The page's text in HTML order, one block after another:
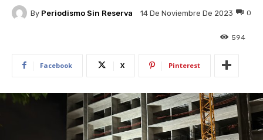
By Periodismo Sin Reserva 14 De Noviembre De 2023 0
594
Facebook X Pinterest